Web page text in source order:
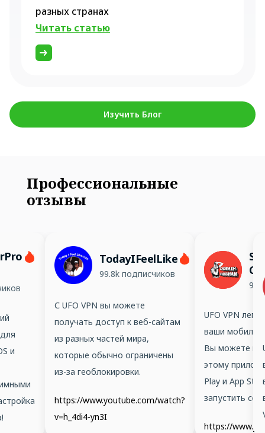
разных странах
Читать статью
Изучить Блог
Профессиональные
отзывы
и
TodayIFeelLike
99.8k подписчиков
С UFO VPN вы можете
получать доступ к веб-сайтам
из разных частей мира,
которые обычно ограничены
из-за геоблокировки.
https://www.youtube.com/watch?
v=h_4di4-yn3I
UFO VPN
ваши
Вы можете
этому
Play и App
запустить
https://